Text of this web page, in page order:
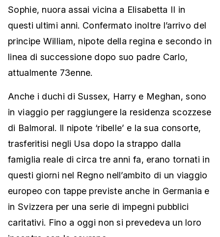
Sophie, nuora assai vicina a Elisabetta II in
questi ultimi anni. Confermato inoltre l’arrivo del
principe William, nipote della regina e secondo in
linea di successione dopo suo padre Carlo,
attualmente 73enne.
Anche i duchi di Sussex, Harry e Meghan, sono
in viaggio per raggiungere la residenza scozzese
di Balmoral. Il nipote ‘ribelle’ e la sua consorte,
trasferitisi negli Usa dopo la strappo dalla
famiglia reale di circa tre anni fa, erano tornati in
questi giorni nel Regno nell’ambito di un viaggio
europeo con tappe previste anche in Germania e
in Svizzera per una serie di impegni pubblici
caritativi. Fino a oggi non si prevedeva un loro